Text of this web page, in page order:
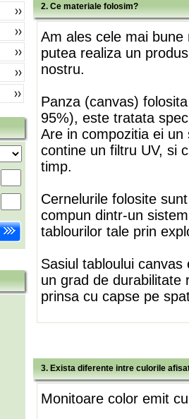
2. Ce materiale folosim?
Am ales cele mai
putea realiza un
nostru.
Panza (canvas)
95%), este tratata
Are in compozitia ei
contine un filtru UV, si
timp.
Cernelurile folosite
compun dintr-un
tablourilor tale prin
Sasiul tabloului
un grad de durabilitate
prinsa cu capse pe
3. Exista diferente intre culorile
Monitoare color emit